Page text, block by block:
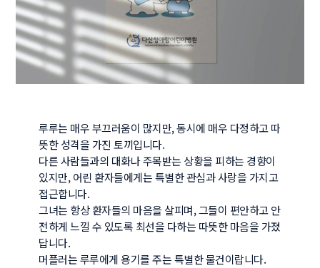
루루는 매우 부끄러움이 많지만, 동시에 매우 다정하고 따
뜻한 성격을 가진 토끼입니다.
다른 사람들과의 대화나 주목받는 상황을 피하는 경향이
있지만, 어린 환자들에게는 특별한 관심과 사랑을 가지고
접근합니다.
그녀는 항상 환자들의 마음을 살피며, 그들이 편안하고 안
전하게 느낄 수 있도록 최선을 다하는 따뜻한 마음을 가졌
답니다.
머플러는 루루에게 용기를 주는 특별한 물건이랍니다.